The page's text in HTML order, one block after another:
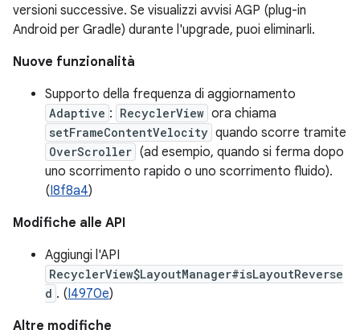
versioni successive. Se visualizzi avvisi AGP (plug-in
Android per Gradle) durante l'upgrade, puoi eliminarli.
Nuove funzionalità
Supporto della frequenza di aggiornamento
Adaptive : RecyclerView ora chiama
setFrameContentVelocity quando scorre tramite
OverScroller (ad esempio, quando si ferma dopo
uno scorrimento rapido o uno scorrimento fluido).
(I8f8a4)
Modifiche alle API
Aggiungi l'API
RecyclerView$LayoutManager#isLayoutReverse
d . (I4970e)
Altre modifiche